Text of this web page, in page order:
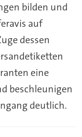
bilden und
auf
dessen
eine
beschleunigen
deutlich.